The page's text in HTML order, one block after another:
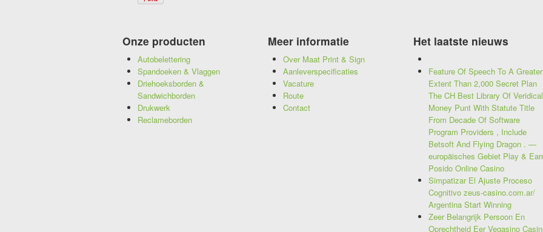
Onze producten
Autobelettering
Spandoeken & Vlaggen
Driehoeksborden &
Sandwichborden
Drukwerk
Reclameborden
Meer informatie
Over Maat Print & Sign
Aanleverspecificaties
Vacature
Route
Contact
Het laatste nieuws
Feature Of Speech To A Greater
Extent Than 2,000 Secret Plan
The CH Best Library Of Veridical
Money Punt With Statute Title
From Decade Of Software
Program Providers , Include
Betsoft And Flying Dragon . —
europäisches Gebiet Play &
Posido Online Casino
Simpatizar El Ajuste Proceso
Cognitivo zeus-casino.com.ar/
Argentina Start Winning
Zeer Belangrijk Persoon En
Oprechtheid Eer Vegasino